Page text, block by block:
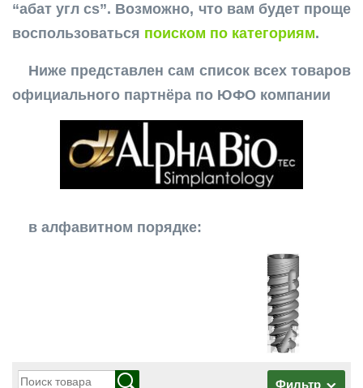
“абат угл cs”. Возможно, что вам будет проще
воспользоваться поиском по категориям.
Ниже представлен сам список всех товаров
официального партнёра по ЮФО компании
в алфавитном порядке:
Фильтр